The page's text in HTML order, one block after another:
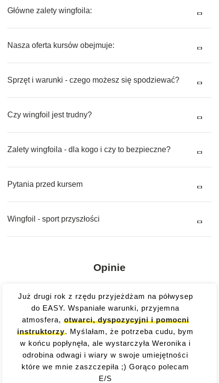
Główne zalety wingfoila:
Nasza oferta kursów obejmuje:
Sprzęt i warunki - czego możesz się spodziewać?
Czy wingfoil jest trudny?
Zalety wingfoila - dla kogo i czy to bezpieczne?
Pytania przed kursem
Wingfoil - sport przyszłości
Opinie
Już drugi rok z rzędu przyjeżdżam na półwysep
do EASY. Wspaniałe warunki, przyjemna
atmosfera, otwarci, dyspozycyjni i pomocni
instruktorzy. Myślałam, że potrzeba cudu, bym
w końcu popłynęła, ale wystarczyła Weronika i
odrobina odwagi i wiary w swoje umiejętności
które we mnie zaszczepiła ;) Gorąco polecam
E/S